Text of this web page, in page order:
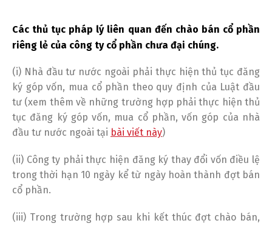
Các thủ tục pháp lý liên quan đến chào bán cổ phần
riêng lẻ của công ty cổ phần chưa đại chúng.
(i) Nhà đầu tư nước ngoài phải thực hiện thủ tục đăng
ký góp vốn, mua cổ phần theo quy định của Luật đầu
tư (xem thêm về những trường hợp phải thực hiện thủ
tục đăng ký góp vốn, mua cổ phần, vốn góp của nhà
đầu tư nước ngoài tại bài viết này)
(ii) Công ty phải thực hiện đăng ký thay đổi vốn điều lệ
trong thời hạn 10 ngày kể từ ngày hoàn thành đợt bán
cổ phần.
(iii) Trong trường hợp sau khi kết thúc đợt chào bán,